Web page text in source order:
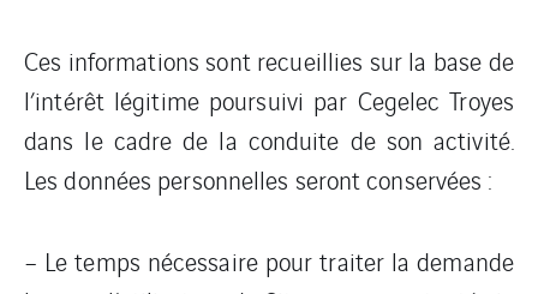
Ces informations sont recueillies sur la base de
l’intérêt légitime poursuivi par Cegelec Troyes
dans le cadre de la conduite de son activité.
Les données personnelles seront conservées :
– Le temps nécessaire pour traiter la demande